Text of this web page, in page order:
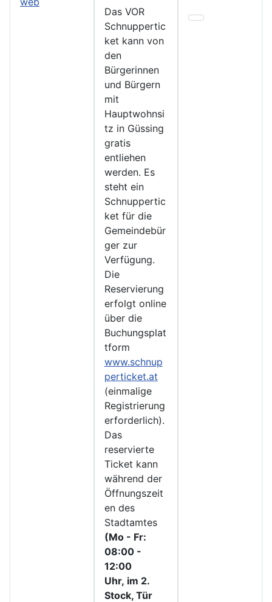
Das VOR
Schnuppertic
ket kann von
den
Bürgerinnen
und Bürgern
mit
Hauptwohnsi
tz in Güssing
gratis
entliehen
werden. Es
steht ein
Schnuppertic
ket für die
Gemeindebür
ger zur
Verfügung.
Die
Reservierung
erfolgt online
über die
Buchungsplat
tform
www.schnup
perticket.at
(einmalige
Registrierung
erforderlich).
Das
reservierte
Ticket kann
während der
Öffnungszeit
en des
Stadtamtes
(Mo - Fr:
08:00 -
12:00
Uhr, im 2.
Stock, Tür